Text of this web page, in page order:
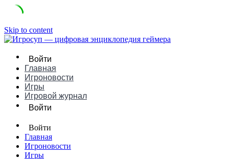
Skip to content
Войти
Главная
Игроновости
Игры
Игровой журнал
Войти
Войти
Главная
Игроновости
Игры